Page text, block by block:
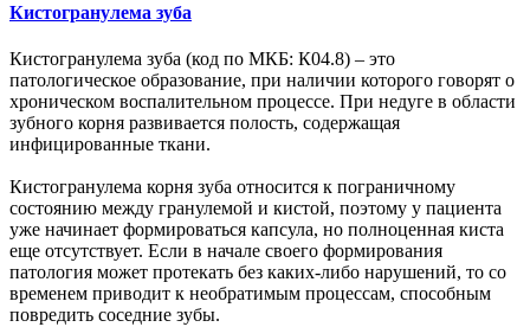
Кистогранулема зуба
Кистогранулема зуба (код по МКБ: К04.8) – это
патологическое образование, при наличии которого говорят о
хроническом воспалительном процессе. При недуге в области
зубного корня развивается полость, содержащая
инфицированные ткани.
Кистогранулема корня зуба относится к пограничному
состоянию между гранулемой и кистой, поэтому у пациента
уже начинает формироваться капсула, но полноценная киста
еще отсутствует. Если в начале своего формирования
патология может протекать без каких-либо нарушений, то со
временем приводит к необратимым процессам, способным
повредить соседние зубы.